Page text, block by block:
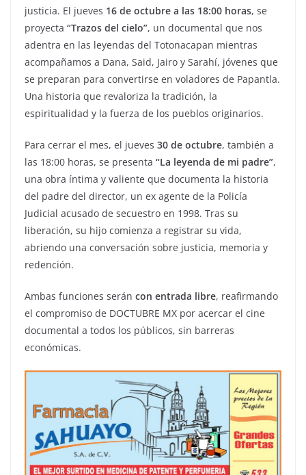
justicia. El jueves 16 de octubre a las 18:00 horas, se
proyecta “Trazos del cielo”, un documental que nos
adentra en las leyendas del Totonacapan mientras
acompañamos a Dana, Said, Jairo y Sarahí, jóvenes que
se preparan para convertirse en voladores de Papantla.
Una historia que revaloriza la tradición, la
espiritualidad y la fuerza de los pueblos originarios.
Para cerrar el mes, el jueves 30 de octubre, también a
las 18:00 horas, se presenta “La leyenda de mi padre”,
una obra íntima y valiente que documenta la historia
del padre del director, un ex agente de la Policía
Judicial acusado de secuestro en 1998. Tras su
liberación, su hijo comienza a registrar su vida,
abriendo una conversación sobre justicia, memoria y
redención.
Ambas funciones serán con entrada libre, reafirmando
el compromiso de DOCTUBRE MX por acercar el cine
documental a todos los públicos, sin barreras
económicas.